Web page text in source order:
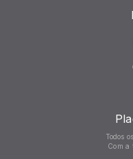
Todos
Com a